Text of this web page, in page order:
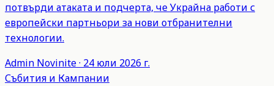
потвърди атаката и подчерта, че Украйна работи с
европейски партньори за нови отбранителни
технологии.
Admin Novinite· 24 юли 2026 г.
Събития и Кампании